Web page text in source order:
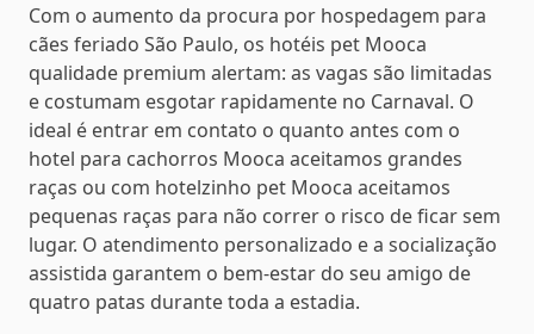
Com o aumento da procura por hospedagem para
cães feriado São Paulo, os hotéis pet Mooca
qualidade premium alertam: as vagas são limitadas
e costumam esgotar rapidamente no Carnaval. O
ideal é entrar em contato o quanto antes com o
hotel para cachorros Mooca aceitamos grandes
raças ou com hotelzinho pet Mooca aceitamos
pequenas raças para não correr o risco de ficar sem
lugar. O atendimento personalizado e a socialização
assistida garantem o bem-estar do seu amigo de
quatro patas durante toda a estadia.